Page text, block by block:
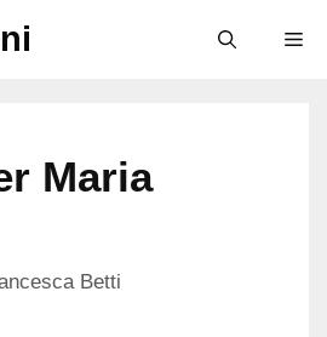
Maria
Betti